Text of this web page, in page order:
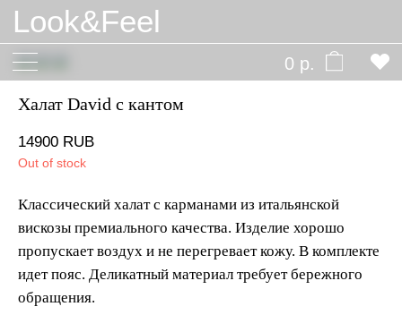
0 р.
Look&Feel
Халат David с кантом
14900 RUB
Out of stock
Классический халат с карманами из итальянской
вискозы премиального качества. Изделие хорошо
пропускает воздух и не перегревает кожу. В комплекте
идет пояс. Деликатный материал требует бережного
обращения.